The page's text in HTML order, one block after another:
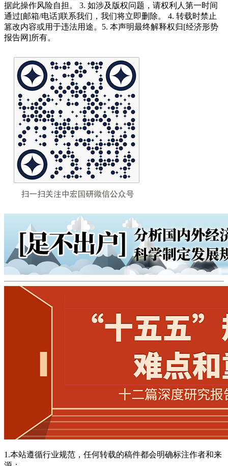
据此操作风险自担。 3. 如涉及版权问题，请权利人第一时间
通过[邮箱/电话]联系我们，我们将立即删除。 4. 转载时禁止
篡改内容或用于违法用途。5. 本声明最终解释权归[经济形势
报告网]所有。
1.本站遵循行业规范，任何转载的稿件都会明确标注作者和来